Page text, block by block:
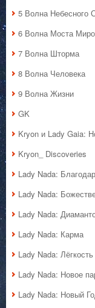
5 Волна Небесного
6 Волна Моста
7 Волна Шторма
8 Волна Человека
9 Волна Жизни
GK
Kryon и Lady Gaia:
Kryon_ Discoveries
Lady Nada:
Lady Nada:
Lady Nada:
Lady Nada: Карма
Lady Nada: Лёгкость
Lady Nada: Новое
Lady Nada: Новый